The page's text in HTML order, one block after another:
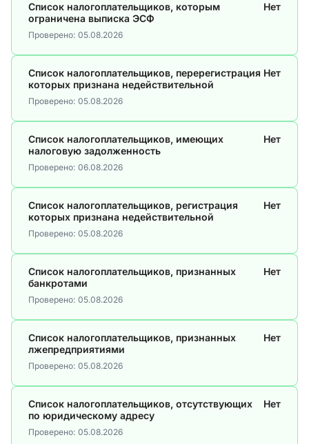
Список налогоплательщиков, которым
ограничена выписка ЭСФ
Нет
Проверено: 05.08.2026
Список налогоплательщиков, перерегистрация
которых признана недействительной
Нет
Проверено: 05.08.2026
Список налогоплательщиков, имеющих
налоговую задолженность
Нет
Проверено: 06.08.2026
Список налогоплательщиков, регистрация
которых признана недействительной
Нет
Проверено: 05.08.2026
Список налогоплательщиков, признанных
банкротами
Нет
Проверено: 05.08.2026
Список налогоплательщиков, признанных
лжепредприятиями
Нет
Проверено: 05.08.2026
Список налогоплательщиков, отсутствующих
по юридическому адресу
Нет
Проверено: 05.08.2026